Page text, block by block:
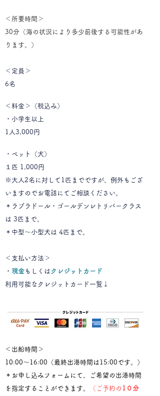
＜所要時間＞
​30分（海の状況により多少前後する可能性があ
ります。）
＜定員＞
6名
＜料金＞（税込み）
・小学生以上
1人3,000円
・ペット（犬）
１匹 1,000円
※大人2名に対して1匹までですが、例外もござ
いますのでお電話にてご相談ください。
＊ラブラドール・ゴールデンレトリバークラス
は 3匹まで。
＊中型～小型犬は 4匹まで。
＜支払い方法＞
​・ 現金もしくは クレジットカード
​利用可能なクレジットカード一覧↓
＜出船時間＞
10:00～16:00（最終出港時間は15:00です。）
​＊お申し込みフォームにて、ご希望の出港時間
を指定することができます。
（​ご予約の 1０分